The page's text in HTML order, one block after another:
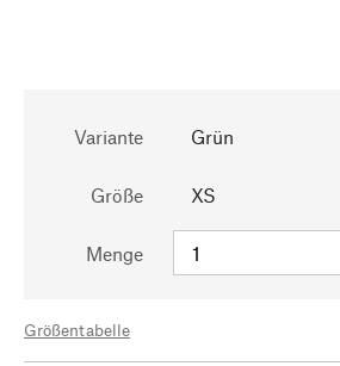
Variante Grün
Größe XS
Menge
Größentabelle